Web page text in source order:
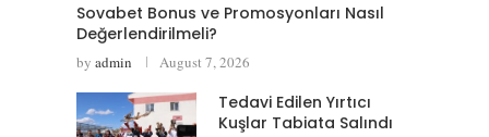
Sovabet Bonus ve Promosyonları Nasıl
Değerlendirilmeli?
by admin August 7, 2026
Tedavi Edilen Yırtıcı
Kuşlar Tabiata Salındı